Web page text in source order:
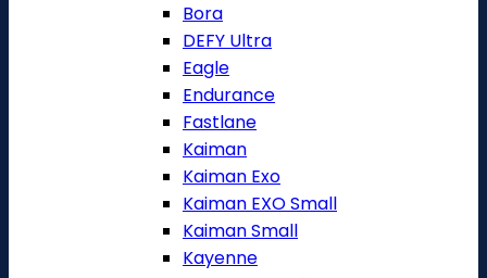
Bora
DEFY Ultra
Eagle
Endurance
Fastlane
Kaiman
Kaiman Exo
Kaiman EXO Small
Kaiman Small
Kayenne